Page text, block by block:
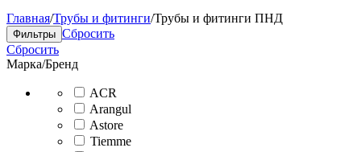
Главная/Трубы и фитинги/Трубы и фитинги ПНД
Фильтры Сбросить
Сбросить
Марка/Бренд
ACR
Arangul
Astore
Tiemme